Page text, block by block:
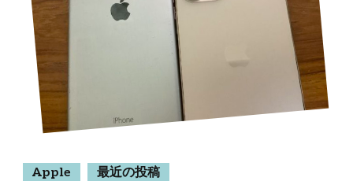
Apple 最近の投稿